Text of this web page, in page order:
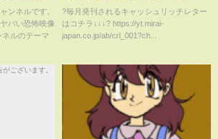
ンネルです。
バい恐怖映像
ルのテーマ
らの保険証について正確な情報
をお伝えします！
?毎月発刊されるキャッシュリッチレター
はコチラ↓↓↓? https://yt.mirai-
japan.co.jp/ab/crl_001?ch...